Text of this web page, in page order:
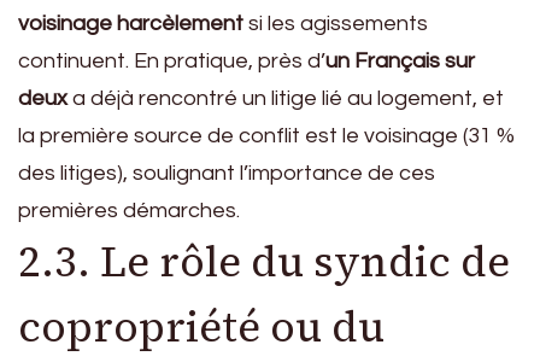
voisinage harcèlement si les agissements
continuent. En pratique, près d’un Français sur
deuxa déjà rencontré un litige lié au logement, et
la première source de conflit est le voisinage (31 %
des litiges), soulignant l’importance de ces
premières démarches.
2.3. Le rôle du syndic de
copropriété ou du